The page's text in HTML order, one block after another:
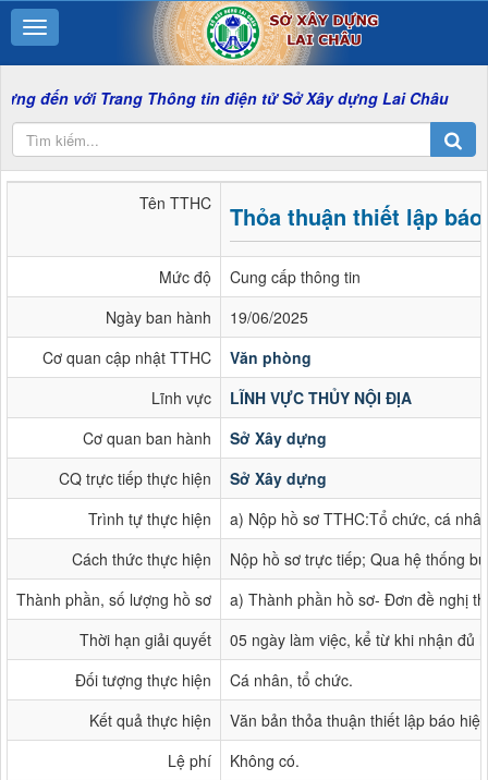
Trang Thông tin điện tử Sở Xây dựng Lai Châu
Tên TTHC Thỏa thuận thiết lập
Mức độ
Cung cấp thông tin
Ngày ban hành
19/06/2025
Cơ quan cập nhật TTHC
Văn phòng
Lĩnh vực
LĨNH VỰC THỦY NỘI ĐỊA
Cơ quan ban hành
Sở Xây dựng
CQ trực tiếp thực hiện
Sở Xây dựng
Trình tự thực hiện
a) Nộp hồ sơ TTHC:Tổ chức, cá
Cách thức thực hiện
Nộp hồ sơ trực tiếp; Qua hệ thống
Thành phần, số lượng hồ sơ
a) Thành phần hồ sơ- Đơn đề nghị
Thời hạn giải quyết
05 ngày làm việc, kể từ khi nhận đủ
Đối tượng thực hiện
Cá nhân, tổ chức.
Kết quả thực hiện
Văn bản thỏa thuận thiết lập báo
Lệ phí
Không có.